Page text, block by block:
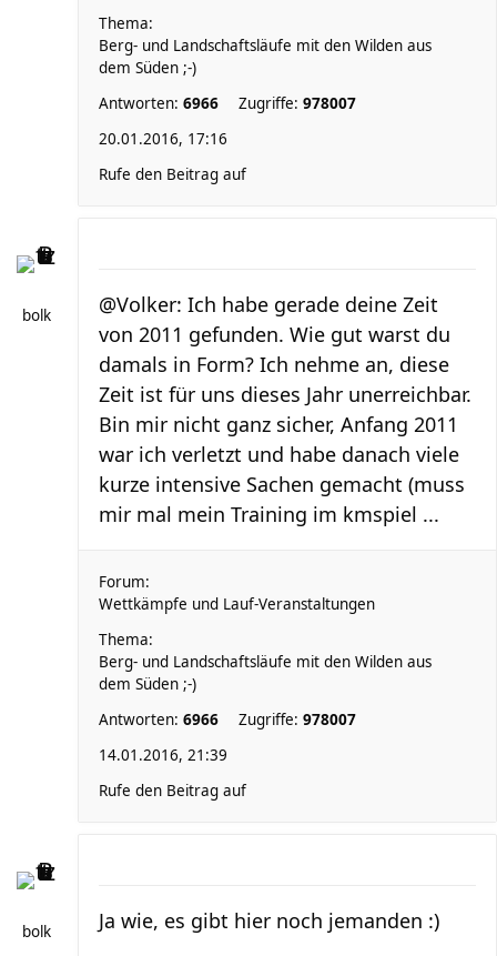
Thema:
Berg- und Landschaftsläufe mit den Wilden aus
dem Süden ;-)
Antworten: 6966 Zugriffe: 978007
20.01.2016, 17:16
Rufe den Beitrag auf
bolk
@Volker: Ich habe gerade deine Zeit
von 2011 gefunden. Wie gut warst du
damals in Form? Ich nehme an, diese
Zeit ist für uns dieses Jahr unerreichbar.
Bin mir nicht ganz sicher, Anfang 2011
war ich verletzt und habe danach viele
kurze intensive Sachen gemacht (muss
mir mal mein Training im kmspiel ...
Forum:
Wettkämpfe und Lauf-Veranstaltungen
Thema:
Berg- und Landschaftsläufe mit den Wilden aus
dem Süden ;-)
Antworten: 6966 Zugriffe: 978007
14.01.2016, 21:39
Rufe den Beitrag auf
bolk Ja wie, es gibt hier noch jemanden :)